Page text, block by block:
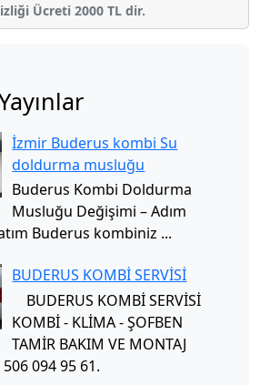
Ücreti 2000 TL dir.
İzmir Buderus kombi Su
doldurma musluğu
Buderus Kombi Doldurma
Musluğu Değişimi – Adım
Buderus kombiniz ...
BUDERUS KOMBİ SERVİSİ
BUDERUS KOMBİ SERVİSİ
KOMBİ - KLİMA - ŞOFBEN
TAMİR BAKIM VE MONTAJ
506 094 95 61.